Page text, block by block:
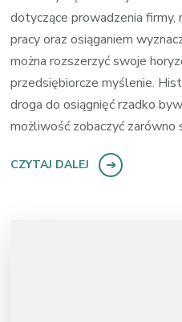
dotyczące prowadzenia firmy,
pracy oraz osiąganiem
można rozszerzyć swoje
przedsiębiorcze myślenie.
droga do osiągnięć rzadko
możliwość zobaczyć zarówno
CZYTAJ DALEJ